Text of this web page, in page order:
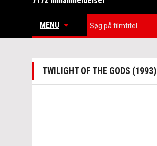
MENU
TWILIGHT OF THE GODS (1993)